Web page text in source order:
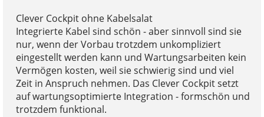
Clever Cockpit ohne Kabelsalat
Integrierte Kabel sind schön - aber sinnvoll sind sie
nur, wenn der Vorbau trotzdem unkompliziert
eingestellt werden kann und Wartungsarbeiten kein
Vermögen kosten, weil sie schwierig sind und viel
Zeit in Anspruch nehmen. Das Clever Cockpit setzt
auf wartungsoptimierte Integration - formschön und
trotzdem funktional.